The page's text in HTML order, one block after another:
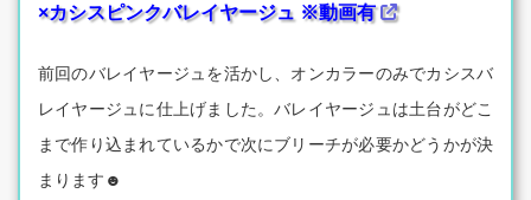
×カシスピンクバレイヤージュ ※動画有
前回のバレイヤージュを活かし、オンカラーのみでカシスバ
レイヤージュに仕上げました。バレイヤージュは土台がどこ
まで作り込まれているかで次にブリーチが必要かどうかが決
まります☻